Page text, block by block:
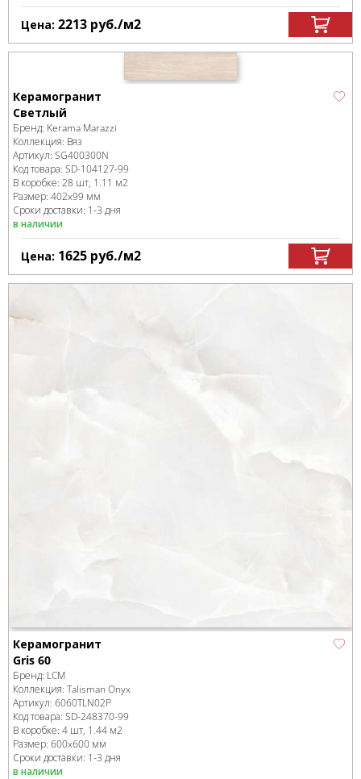
Цена: 2213 руб./м2
Керамогранит
Светлый
Бренд: Kerama Marazzi
Коллекция: Вяз
Артикул: SG400300N
Код товара: SD-104127-99
В коробке: 28 шт, 1.11 м2
Размер: 402x99 мм
Сроки доставки: 1-3 дня
в наличии
Цена: 1625 руб./м2
Керамогранит
Gris 60
Бренд: LCM
Коллекция: Talisman Onyx
Артикул: 6060TLN02P
Код товара: SD-248370-99
В коробке: 4 шт, 1.44 м2
Размер: 600x600 мм
Сроки доставки: 1-3 дня
в наличии